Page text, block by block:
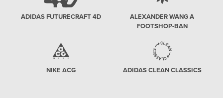
ADIDAS FUTURECRAFT 4D
ALEXANDER WANG A
FOOTSHOP-BAN
NIKE ACG ADIDAS CLEAN CLASSICS